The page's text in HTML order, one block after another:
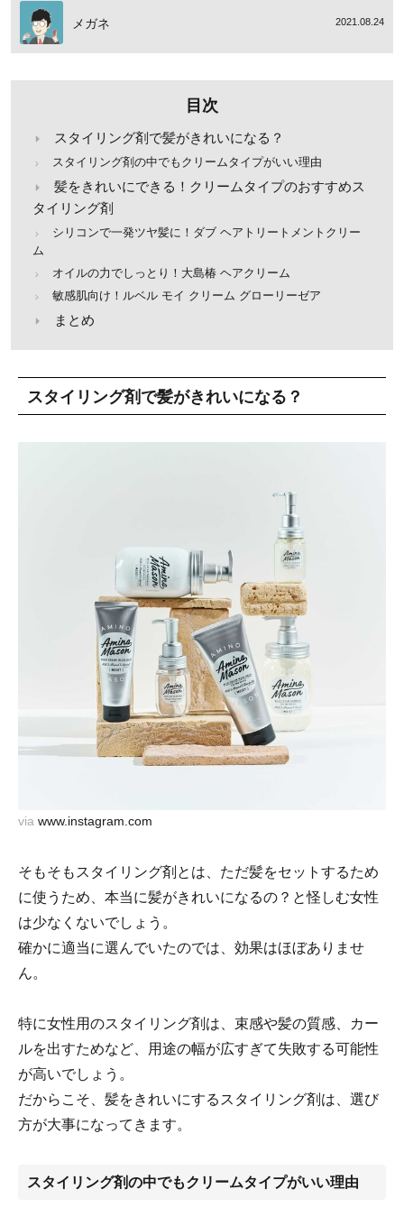
メガネ 2021.08.24
目次
スタイリング剤で髪がきれいになる？
スタイリング剤の中でもクリームタイプがいい理由
髪をきれいにできる！クリームタイプのおすすめス
タイリング剤
シリコンで一発ツヤ髪に！ダブ ヘアトリートメントクリー
ム
オイルの力でしっとり！大島椿 ヘアクリーム
敏感肌向け！ルベル モイ クリーム グローリーゼア
まとめ
スタイリング剤で髪がきれいになる？
via www.instagram.com
そもそもスタイリング剤とは、ただ髪をセットするため
に使うため、本当に髪がきれいになるの？と怪しむ女性
は少なくないでしょう。
確かに適当に選んでいたのでは、効果はほぼありませ
ん。
特に女性用のスタイリング剤は、束感や髪の質感、カー
ルを出すためなど、用途の幅が広すぎて失敗する可能性
が高いでしょう。
だからこそ、髪をきれいにするスタイリング剤は、選び
方が大事になってきます。
スタイリング剤の中でもクリームタイプがいい理由